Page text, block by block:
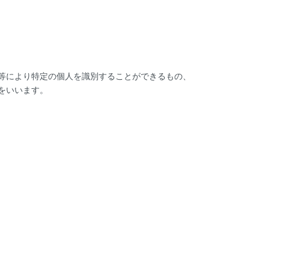
より特定の個人を識別することができるもの、
います。